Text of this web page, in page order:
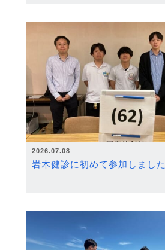
2026.07.08
岩木健診に初めて参加しました